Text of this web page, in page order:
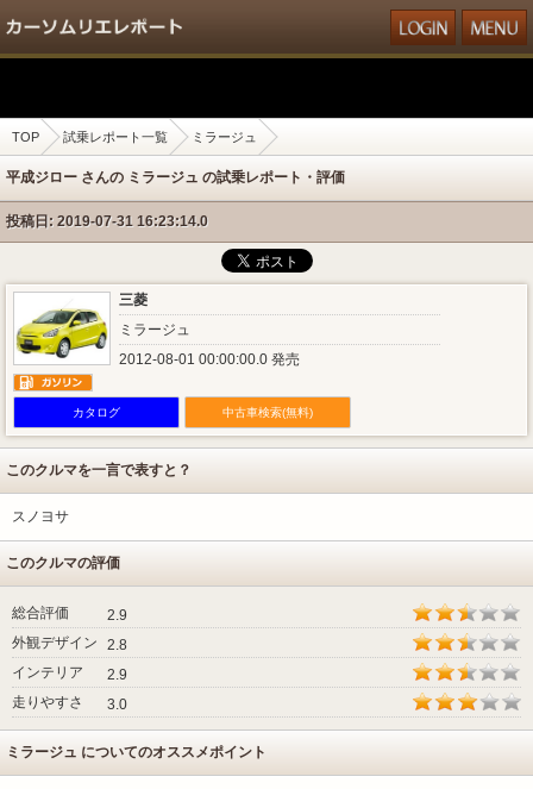
TOP 試乗レポート一覧 ミラージュ
平成ジロー さんの ミラージュ の試乗レポート・評価
投稿日: 2019-07-31 16:23:14.0
三菱
ミラージュ
2012-08-01 00:00:00.0 発売
カタログ 中古車検索(無料)
このクルマを一言で表すと？
スノヨサ
このクルマの評価
総合評価
2.9
外観デザイン
2.8
インテリア
2.9
走りやすさ
3.0
ミラージュ についてのオススメポイント